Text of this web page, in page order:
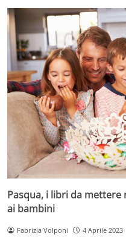
Pasqua, i libri da
ai bambini
Fabrizia Volponi 4 Aprile 2023